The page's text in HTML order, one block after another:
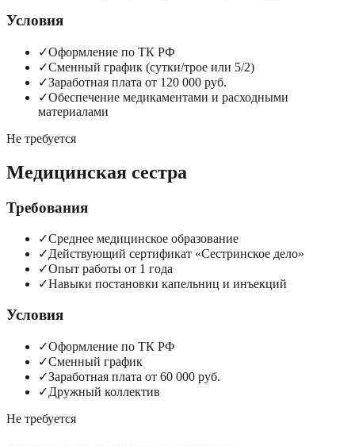
Условия
✓Оформление по ТК РФ
✓Сменный график (сутки/трое или 5/2)
✓Заработная плата от 120 000 руб.
✓Обеспечение медикаментами и расходными
материалами
Не требуется
Медицинская сестра
Требования
✓Среднее медицинское образование
✓Действующий сертификат «Сестринское дело»
✓Опыт работы от 1 года
✓Навыки постановки капельниц и инъекций
Условия
✓Оформление по ТК РФ
✓Сменный график
✓Заработная плата от 60 000 руб.
✓Дружный коллектив
Не требуется